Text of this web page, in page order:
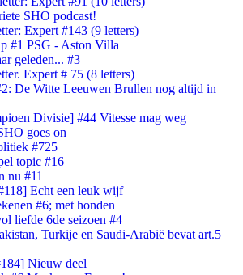
SHO podcast!
Expert #143 (9 letters)
#1 PSG - Aston Villa
geleden... #3
Expert # 75 (8 letters)
De Witte Leeuwen Brullen nog altijd in
Divisie] #44 Vitesse mag weg
goes on
#725
topic #16
nu #11
Echt een leuk wijf
#6; met honden
liefde 6de seizoen #4
Turkije en Saudi-Arabië bevat art.5
Nieuw deel